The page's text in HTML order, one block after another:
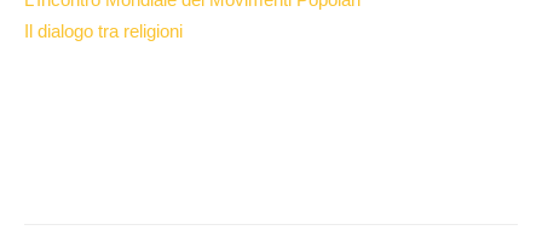
Il dialogo tra religioni